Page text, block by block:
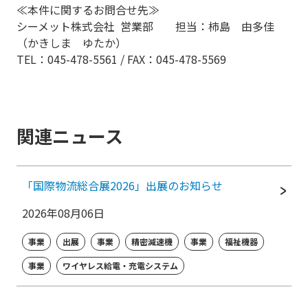
≪本件に関するお問合せ先≫
シーメット株式会社 営業部 担当：柿島 由多佳
（かきしま ゆたか）
TEL：045-478-5561 / FAX：045-478-5569
関連ニュース
「国際物流総合展2026」出展のお知らせ
2026年08月06日
事業 出展 事業 精密減速機 事業 福祉機器
事業 ワイヤレス給電・充電システム